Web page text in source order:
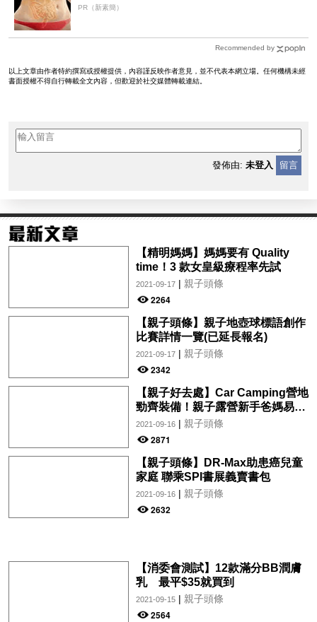
PR（新素簡）
Recommended by
以上文章由作者特約撰寫或授權提供，內容謹反映作者意見，並不代表本網立場。任何機構未經
書面授權不得自行轉載全文內容，但歡迎於社交媒體轉載連結。
發佈由: 未登入 留言
【精明媽媽】媽媽要有 Quality
time！3 款女皇級療程率先試
2021-09-17| 親子頭條
2264
【親子頭條】親子地壺球標語創作
比賽詳情一覽(已延長報名)
2021-09-17| 親子頭條
2342
【親子好去處】Car Camping營地
勁齊裝備！親子露營新手爸媽易上
手
2021-09-16| 親子頭條
2871
【親子頭條】DR-Max助患癌兒童
家庭 聯乘SPI書展義賣書包
2021-09-16| 親子頭條
2632
【消委會測試】12款滿分BB潤膚
乳 最平$35就買到
2021-09-15| 親子頭條
2564